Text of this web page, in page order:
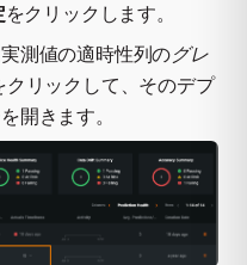
をクリックします。
測値の適時性列のグレ
クリックして、そのデプ
開きます。